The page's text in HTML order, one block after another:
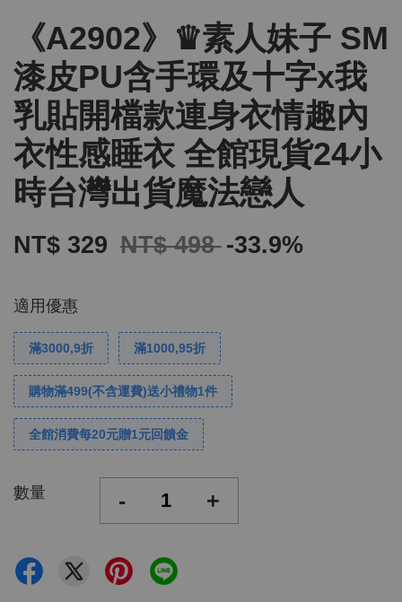
《A2902》♛素人妹子 SM
漆皮PU含手環及十字x我
乳貼開檔款連身衣情趣內
衣性感睡衣 全館現貨24小
時台灣出貨魔法戀人
NT$ 329 NT$ 498 -33.9%
適用優惠
滿3000,9折 滿1000,95折
購物滿499(不含運費)送小禮物1件
全館消費每20元贈1元回饋金
數量 - +